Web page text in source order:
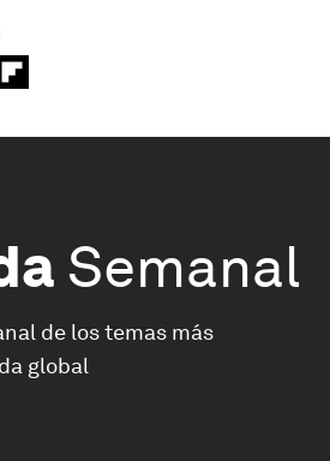
Semanal
de los temas más
global